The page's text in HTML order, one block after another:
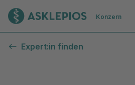
Zur Startseite
Konzern
Expert:in finden